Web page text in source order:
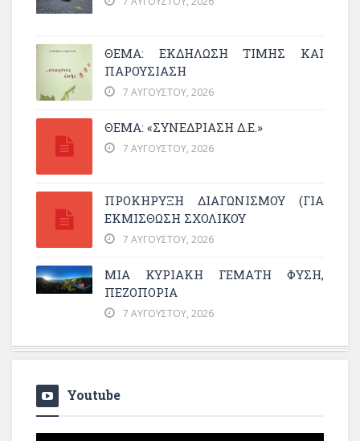
ΘΈΜΑ: ΕΚΔΉΛΩΣΗ ΤΙΜΉΣ ΚΑΙ
ΠΑΡΟΥΣΊΑΣΗ
7 ΑΥΓΟΎΣΤΟΥ, 2026
ΘΕΜΑ: «ΣΥΝΕΔΡΊΑΣΗ Δ.Ε.»
7 ΑΥΓΟΎΣΤΟΥ, 2026
ΠΡΟΚΗΡΥΞΗ ΔΙΑΓΩΝΙΣΜΟΥ (ΓΙΑ
ΕΚΜΊΣΘΩΣΗ ΣΧΟΛΙΚΟΎ
7 ΑΥΓΟΎΣΤΟΥ, 2026
ΜΙΑ ΚΥΡΙΑΚΉ ΓΕΜΆΤΗ ΦΎΣΗ,
ΠΕΖΟΠΟΡΊΑ
7 ΑΥΓΟΎΣΤΟΥ, 2026
Youtube